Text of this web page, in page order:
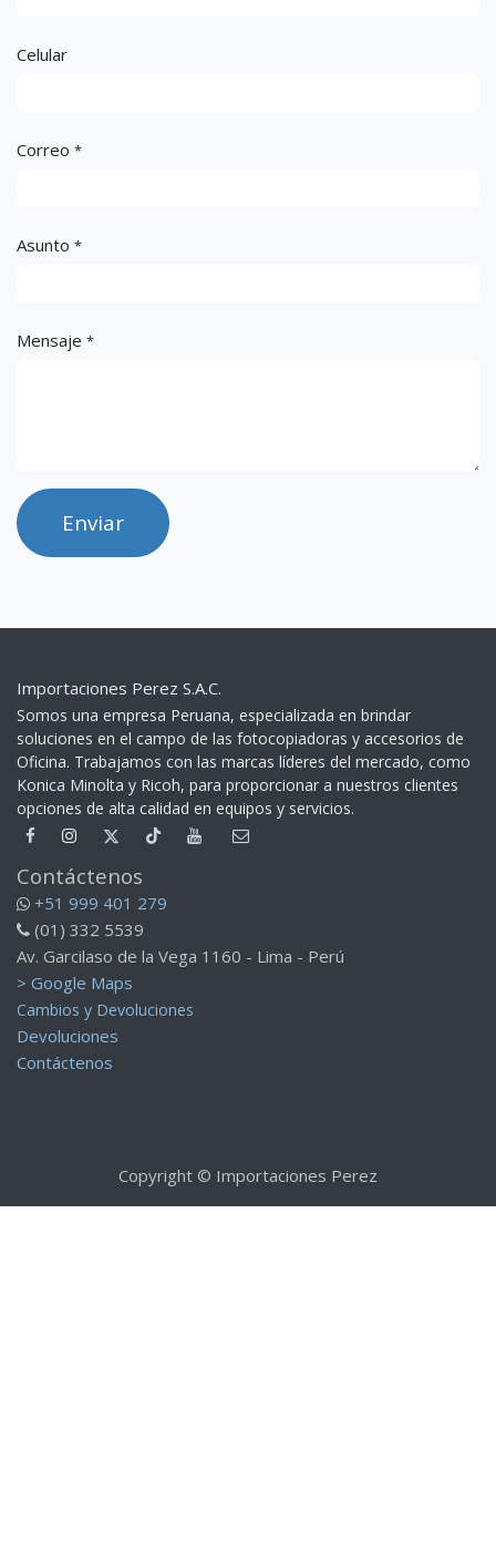
Celular
Correo *
Asunto *
Mensaje *
Enviar
Importaciones Perez S.A.C.
Somos una empresa Peruana, especializada en brindar
soluciones en el campo de las fotocopiadoras y accesorios de
Oficina. Trabajamos con las marcas líderes del mercado, como
Konica Minolta y Ricoh, para proporcionar a nuestros clientes
opciones de alta calidad en equipos y servicios.​
Contáctenos
+51 999 401 279
(01) 332 5539
Av. Garcilaso de la Vega 1160 - Lima - Perú
> Google Maps
Cambios y Devoluciones
Devoluciones
Contáctenos